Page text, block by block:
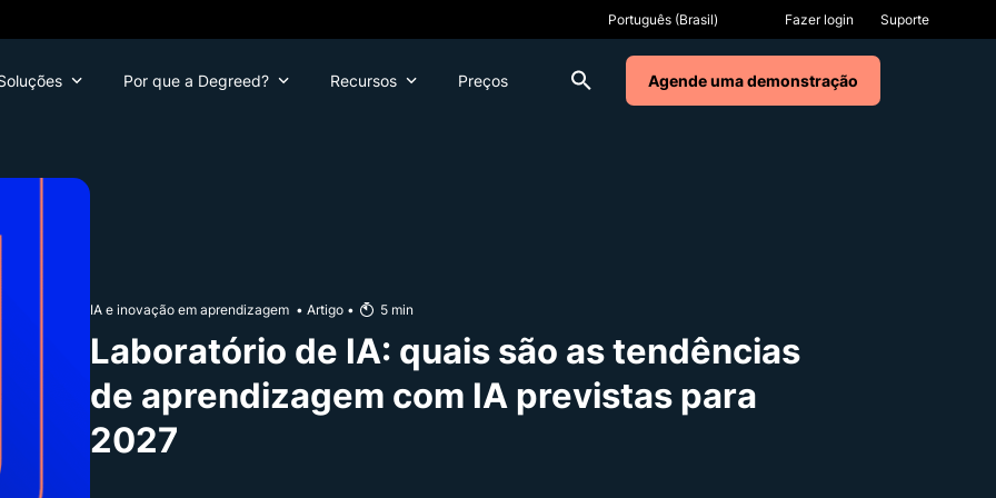
Fazer login Suporte
Por que a Degreed? Recursos Preços Agende uma demonstração
IA e inovação em aprendizagem • Artigo • 5 min
Laboratório de IA: quais são as tendências
de aprendizagem com IA previstas para
2027